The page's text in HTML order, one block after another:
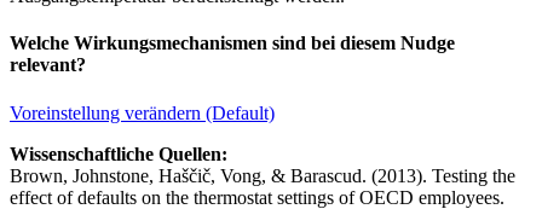
Welche Wirkungsmechanismen sind bei diesem Nudge
relevant?
Voreinstellung verändern (Default)
Wissenschaftliche Quellen:
Brown, Johnstone, Haščič, Vong, & Barascud. (2013). Testing the
effect of defaults on the thermostat settings of OECD employees.